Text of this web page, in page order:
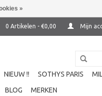
0 Artikelen - €0,00 Mijn
NIEUW !! SOTHYS PARIS
BLOG MERKEN
»